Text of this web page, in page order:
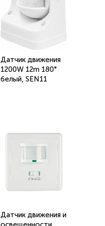
Датчик движения
1200W 12m 180°
белый, SEN11
Датчик движения и